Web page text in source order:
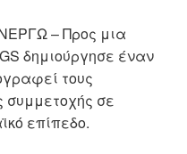
– Προς μια
δημιούργησε έναν
τους
συμμετοχής σε
επίπεδο.